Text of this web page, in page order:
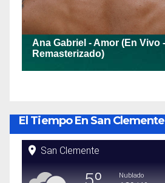
El Tiempo En San Clemente